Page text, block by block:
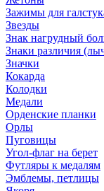
Зажимы для
Звезды
Знак нагрудный
Знаки различия
Значки
Кокарда
Колодки
Медали
Орденские планки
Орлы
Пуговицы
Угол-флаг на берет
Футляры к медалям
Эмблемы, петлицы